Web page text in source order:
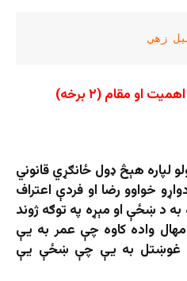
زهي
او مقام (۲ برخه)
لپاره هېڅ ډول ځانګړي قانوني
خواوو رضا او فردې اعتراف
د ښځې او مېړه په توګه ژوند
واده کاوه چې عمر به یې
غوښتل به یې چې ښځې یې